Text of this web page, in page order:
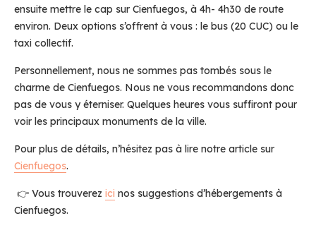
ensuite mettre le cap sur Cienfuegos, à 4h- 4h30 de route
environ. Deux options s’offrent à vous : le bus (20 CUC) ou le
taxi collectif.
Personnellement, nous ne sommes pas tombés sous le
charme de Cienfuegos. Nous ne vous recommandons donc
pas de vous y éterniser. Quelques heures vous suffiront pour
voir les principaux monuments de la ville.
Pour plus de détails, n’hésitez pas à lire notre article sur
Cienfuegos.
👉 Vous trouverez ici nos suggestions d’hébergements à
Cienfuegos.